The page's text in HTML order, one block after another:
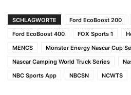
SCHLAGWORTE Ford EcoBoost 200
Ford EcoBoost 400
FOX Sports 1
MENCS
Monster Energy Nascar Cup
Nascar Camping World Truck Series
NBC Sports App
NBCSN NCWTS